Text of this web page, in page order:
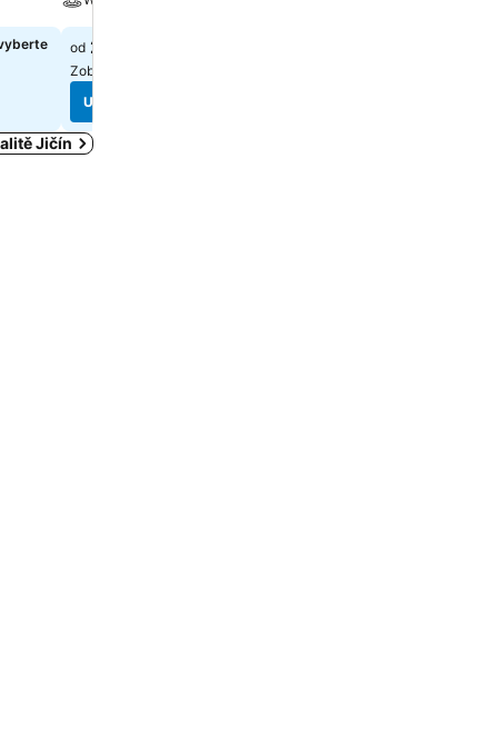
od 2 273 Kč
Zobrazte si ceny z
Ukázat ceny
Jičín